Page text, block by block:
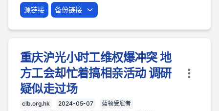
源链接 备份链接
重庆沪光小时工维权爆冲突 地
方工会却忙着搞相亲活动 调研
疑似走过场
clb.org.hk 2024-05-07
蓝领受雇者